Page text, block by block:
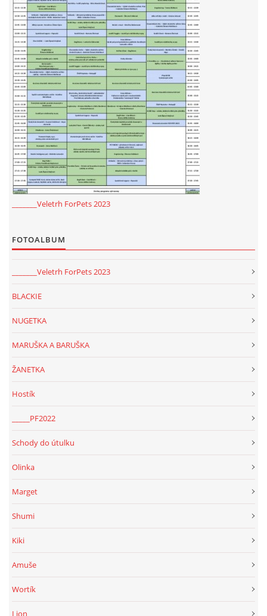
JAK NÁM POMOCI
NAPSALI O NÁS
NATÁČENÍ V TELEVIZI
AKCE
SLUŽBY
© 2026 eStránky.cz
_______Veletrh ForPets 2023
FOTOALBUM
_______Veletrh ForPets 2023
BLACKIE
NUGETKA
MARUŠKA A BARUŠKA
ŽANETKA
Hostík
_____PF2022
Schody do útulku
Olinka
Marget
Shumi
Kiki
Amuše
Wortík
Lion